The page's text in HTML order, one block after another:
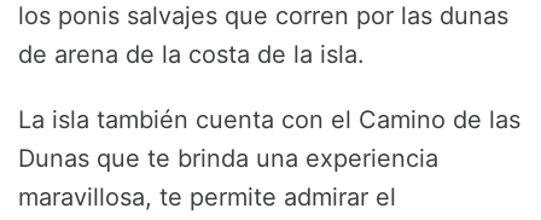
los ponis salvajes que corren por las dunas
de arena de la costa de la isla.
La isla también cuenta con el Camino de las
Dunas que te brinda una experiencia
maravillosa, te permite admirar el